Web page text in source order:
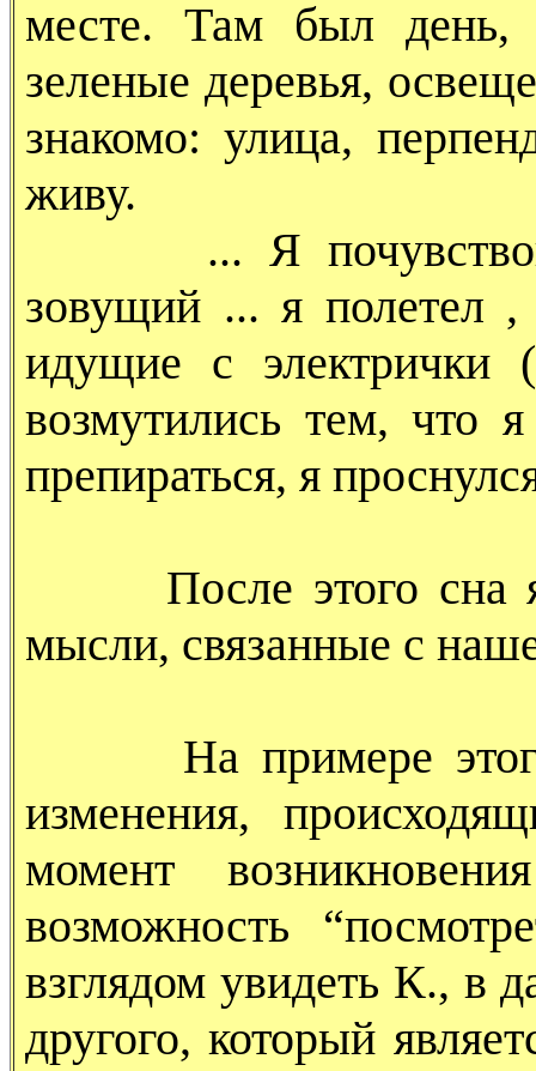
месте. Там был день,
зеленые деревья,
знакомо: улица,
живу.
... Я
зовущий ... я полетел
идущие с электрички
возмутились тем, что
препираться, я
После этого сна я
мысли, связанные с
На примере этого
изменения,
момент
возможность
взглядом увидеть К., в
другого, который